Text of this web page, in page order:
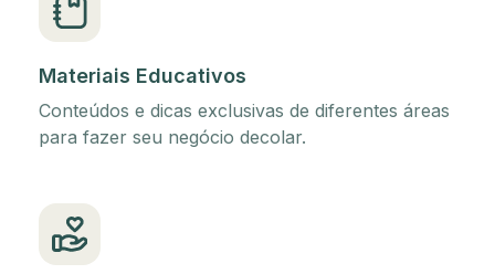
Materiais Educativos
Conteúdos e dicas exclusivas de diferentes áreas
para fazer seu negócio decolar.